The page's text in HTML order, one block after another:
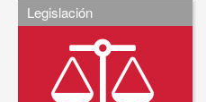
Legislación